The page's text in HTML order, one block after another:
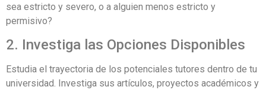
sea estricto y severo, o a alguien menos estricto y
permisivo?
2. Investiga las Opciones Disponibles
Estudia el trayectoria de los potenciales tutores dentro de tu
universidad. Investiga sus artículos, proyectos académicos y